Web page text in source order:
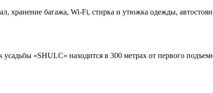
хранение багажа, Wi-Fi, стирка и утюжка одежды,
«SHULC» находится в 300 метрах от первого